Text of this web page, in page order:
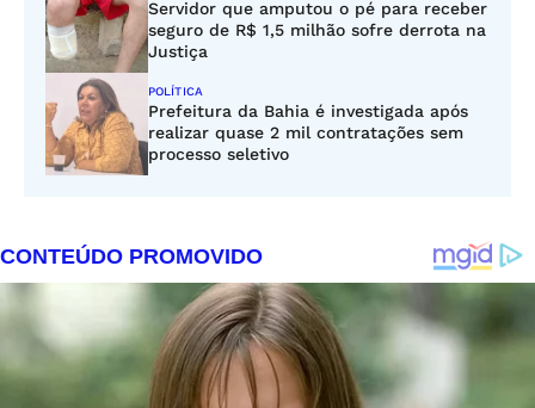
Servidor que amputou o pé para receber
seguro de R$ 1,5 milhão sofre derrota na
Justiça
POLÍTICA
Prefeitura da Bahia é investigada após
realizar quase 2 mil contratações sem
processo seletivo